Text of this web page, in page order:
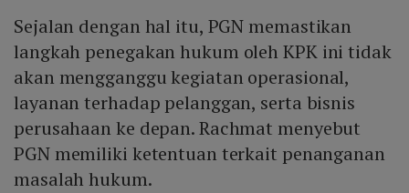
Sejalan dengan hal itu, PGN memastikan
langkah penegakan hukum oleh KPK ini tidak
akan mengganggu kegiatan operasional,
layanan terhadap pelanggan, serta bisnis
perusahaan ke depan. Rachmat menyebut
PGN memiliki ketentuan terkait penanganan
masalah hukum.